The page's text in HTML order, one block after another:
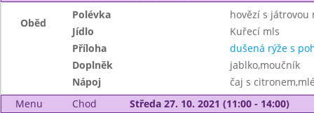
Oběd
Polévka
hovězí s játrovou
Jídlo
Kuřecí mls
Příloha
dušená rýže s
Doplněk
jablko,moučník
Nápoj
čaj s
Menu
Chod Středa 27. 10. 2021 (11:00 - 14:00)